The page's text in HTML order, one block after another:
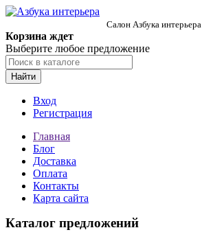
Салон Азбука интерьера
Корзина ждет
Выберите любое предложение
Найти
Вход
Регистрация
Главная
Блог
Доставка
Оплата
Контакты
Карта сайта
Каталог предложений